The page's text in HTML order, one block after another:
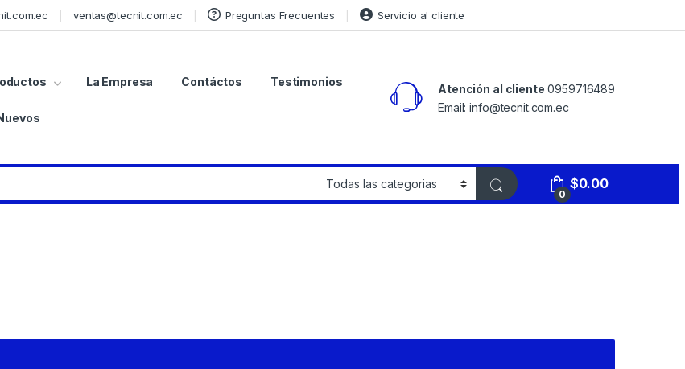
ventas@tecnit.com.ec Preguntas Frecuentes Servicio al cliente
La Empresa Contáctos Testimonios
Atención al cliente 0959716489
Email: info@tecnit.com.ec
0
$0.00